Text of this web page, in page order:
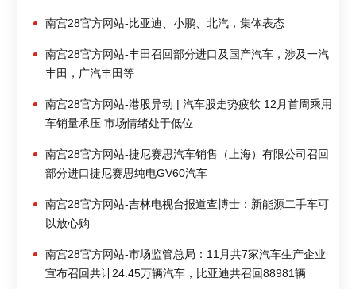
南宫28官方网站-比亚迪、小鹏、北汽，集体表态
南宫28官方网站-丰田召回部分进口及国产汽车，涉及一汽
丰田，广汽丰田等
南宫28官方网站-港股异动 | 汽车股走势疲软 12月首周乘用
车销量承压 市场情绪处于低位
南宫28官方网站-捷尼赛思汽车销售（上海）有限公司召回
部分进口捷尼赛思纯电GV60汽车
南宫28官方网站-吉林电视台报道查博士：新能源二手车可
以放心购
南宫28官方网站-市场监管总局：11月共7家汽车生产企业
宣布召回共计24.45万辆汽车，比亚迪共召回88981辆